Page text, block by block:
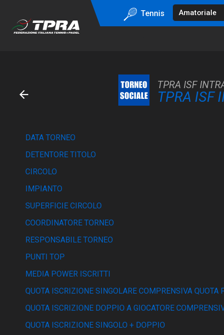
Tennis
TPRA ISF
TPRA ISF
DATA TORNEO
DETENTORE TITOLO
CIRCOLO
IMPIANTO
SUPERFICIE CIRCOLO
COORDINATORE TORNEO
RESPONSABILE TORNEO
PUNTI TOP
MEDIA POWER ISCRITTI
QUOTA ISCRIZIONE SINGOLARE COMPRENSIVA QUOTA
QUOTA ISCRIZIONE DOPPIO A GIOCATORE
QUOTA ISCRIZIONE SINGOLO + DOPPIO